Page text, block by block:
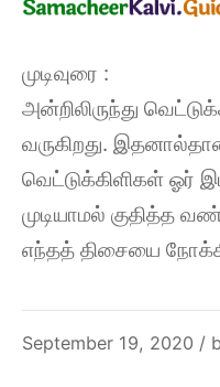
முடிவுரை :
அன்றிலிருந்து
வருகிறது.
வெட்டுக்கிளிகள் ஓர்
முடியாமல்
எந்தத் திசையை
September 19, 2020 /